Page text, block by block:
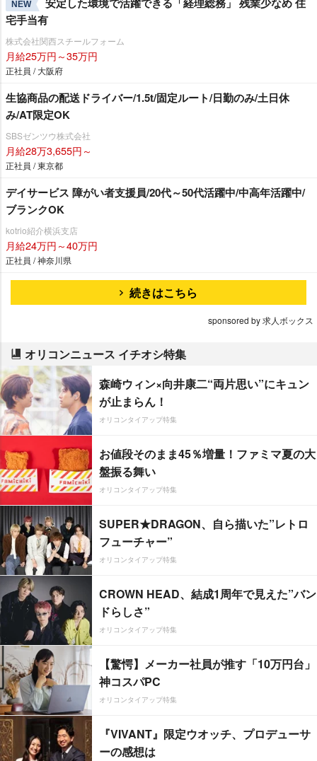
NEW
宅手当有
株式会社関西スチールフォーム
月給25万円～35万円
正社員 / 大阪府
生協商品の配送ドライバー/1.5t/固定ルート/日勤のみ/土日休
み/AT限定OK
SBSゼンツウ株式会社
月給28万3,655円～
正社員 / 東京都
デイサービス 障がい者支援員/20代～50代活躍中/中高年活躍中/
ブランクOK
kotrio紹介横浜支店
月給24万円～40万円
正社員 / 神奈川県
続きはこちら
sponsored by 求人ボックス
オリコンニュース イチオシ特集
森崎ウィン×向井康二“両片思い”にキュン
が止まらん！
オリコンタイアップ特集
お値段そのまま45％増量！ファミマ夏の大
盤振る舞い
オリコンタイアップ特集
SUPER★DRAGON、自ら描いた”レトロ
フューチャー”
オリコンタイアップ特集
CROWN HEAD、結成1周年で見えた”バン
ドらしさ”
オリコンタイアップ特集
【驚愕】メーカー社員が推す「10万円台」
神コスパPC
オリコンタイアップ特集
『VIVANT』限定ウオッチ、プロデューサ
ーの感想は